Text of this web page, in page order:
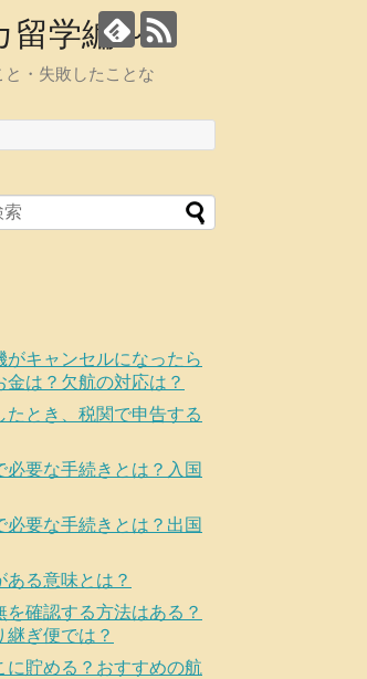
留学編～
・失敗したことな
がキャンセルになったら
金は？欠航の対応は？
たとき、税関で申告する
必要な手続きとは？入国
必要な手続きとは？出国
ある意味とは？
を確認する方法はある？
継ぎ便では？
に貯める？おすすめの航